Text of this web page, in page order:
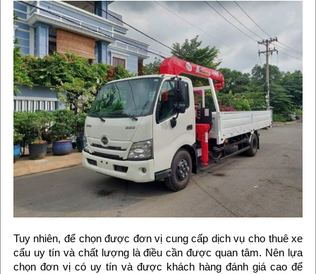
Tuy nhiên, để chọn được đơn vị cung cấp dịch vụ cho thuê xe
cẩu uy tín và chất lượng là điều cần được quan tâm. Nên lựa
chọn đơn vị có uy tín và được khách hàng đánh giá cao để